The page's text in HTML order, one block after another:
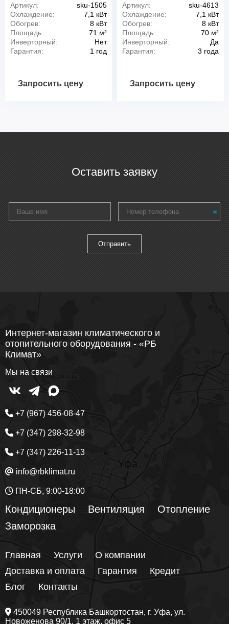
Артикул:
sku-1505
Охлаждение:
7,1 кВт
Обогрев:
8 кВт
Площадь:
71 м²
Инверторный:
Нет
Гарантия:
1 год
Запросить цену
Артикул:
sku-4613
Охлаждение:
7,1 кВт
Обогрев:
8 кВт
Площадь:
70 м²
Инверторный:
Да
Гарантия:
3 года
Запросить цену
Оставить заявку
Интернет-магазин климатического и
отопительного оборудования - «РБ
Климат»
Мы на связи
+7 (967) 456-08-47
+7 (347) 298-32-98
+7 (347) 226-11-13
info@rbklimat.ru
ПН-СБ, 9:00-18:00
Кондиционеры Вентиляция
Отопление
Заморозка
Главная Услуги
О компании
Доставка и оплата
Гарантия
Кредит
Блог
Контакты
450049 Республика Башкортостан, г. Уфа, ул.
Новоженова 90/1, 1 этаж, офис 5